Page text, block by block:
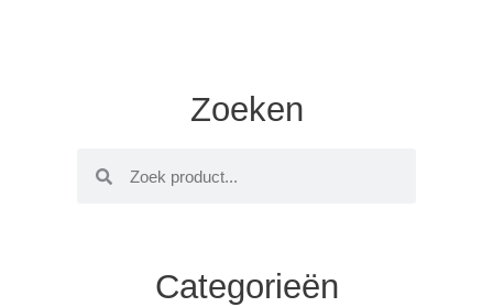
Zoeken
Categorieën